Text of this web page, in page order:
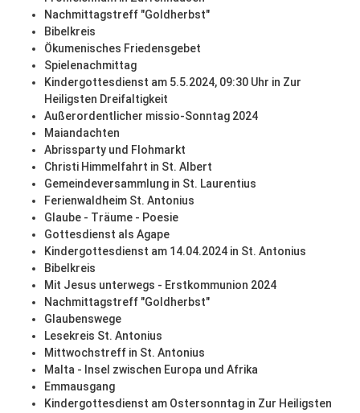
Nachmittagstreff "Goldherbst"
Bibelkreis
Ökumenisches Friedensgebet
Spielenachmittag
Kindergottesdienst am 5.5.2024, 09:30 Uhr in Zur
Heiligsten Dreifaltigkeit
Außerordentlicher missio-Sonntag 2024
Maiandachten
Abrissparty und Flohmarkt
Christi Himmelfahrt in St. Albert
Gemeindeversammlung in St. Laurentius
Ferienwaldheim St. Antonius
Glaube - Träume - Poesie
Gottesdienst als Agape
Kindergottesdienst am 14.04.2024 in St. Antonius
Bibelkreis
Mit Jesus unterwegs - Erstkommunion 2024
Nachmittagstreff "Goldherbst"
Glaubenswege
Lesekreis St. Antonius
Mittwochstreff in St. Antonius
Malta - Insel zwischen Europa und Afrika
Emmausgang
Kindergottesdienst am Ostersonntag in Zur Heiligsten